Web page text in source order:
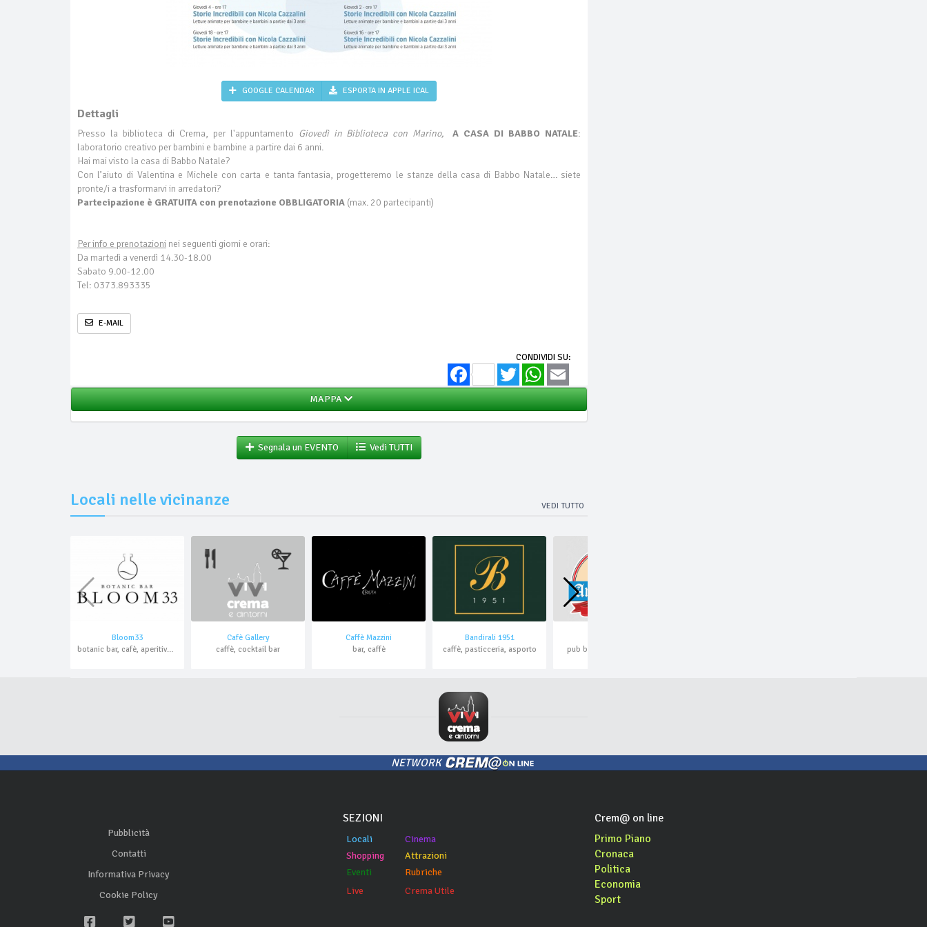
GOOGLE CALENDAR ESPORTA IN APPLE ICAL
Dettagli
Presso la biblioteca di Crema, per l'appuntamento Giovedì in Biblioteca con Marino, A CASA DI BABBO NATALE:
laboratorio creativo per bambini e bambine a partire dai 6 anni.
Hai mai visto la casa di Babbo Natale?
Con l’aiuto di Valentina e Michele con carta e tanta fantasia, progetteremo le stanze della casa di Babbo Natale… siete
pronte/i a trasformarvi in arredatori?
Partecipazione è GRATUITA con prenotazione OBBLIGATORIA (max. 20 partecipanti)
Per info e prenotazioni nei seguenti giorni e orari:
Da martedì a venerdì 14.30-18.00
Sabato 9.00-12.00
Tel: 0373.893335
E-MAIL
CONDIVIDI SU:
FacebookTwitter WhatsApp
MAPPA
Segnala un EVENTO Vedi TUTTI
Locali nelle vicinanze VEDI TUTTO
Bloom33
botanic bar, cafè, aperitivo, cocktail bar, asporto, domicilio
Cafè Gallery
caffè, cocktail bar
Caffè Mazzini
bar, caffè
Bandirali 1951
caffè, pasticceria, asporto
pub bavarese, ristorante
NETWORK
Pubblicità
Contatti
Informativa Privacy
Cookie Policy
SEZIONI
Locali
Shopping
Eventi
Live
Cinema
Attrazioni
Rubriche
Crema Utile
Crem@ on line
Primo Piano
Cronaca
Politica
Economia
Sport